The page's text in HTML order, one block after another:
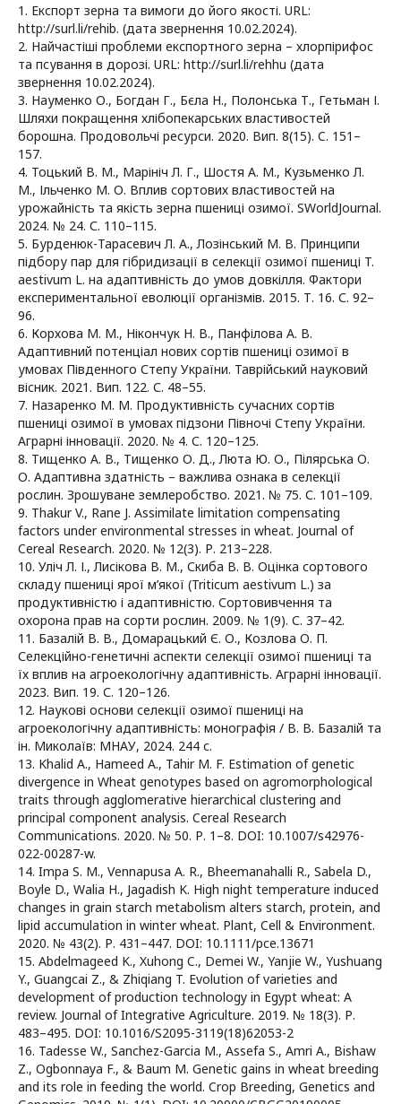
1. Експорт зерна та вимоги до його якості. URL:
http://surl.li/rehib. (дата звернення 10.02.2024).
2. Найчастіші проблеми експортного зерна – хлорпірифос
та псування в дорозі. URL: http://surl.li/rehhu (дата
звернення 10.02.2024).
3. Науменко О., Богдан Г., Бєла Н., Полонська Т., Гетьман І.
Шляхи покращення хлібопекарських властивостей
борошна. Продовольчі ресурси. 2020. Вип. 8(15). C. 151–
157.
4. Тоцький В. М., Марініч Л. Г., Шостя А. М., Кузьменко Л.
М., Ільченко М. О. Вплив сортових властивостей на
урожайність та якість зерна пшениці озимої. SWorldJournal.
2024. № 24. С. 110–115.
5. Бурденюк-Тарасевич Л. А., Лозінський М. В. Принципи
підбору пар для гібридизації в селекції озимої пшениці T.
aestivum L. на адаптивність до умов довкілля. Фактори
експериментальної еволюції організмів. 2015. Т. 16. С. 92–
96.
6. Корхова М. М., Нікончук Н. В., Панфілова А. В.
Адаптивний потенціал нових сортів пшениці озимої в
умовах Південного Степу України. Таврійський науковий
вісник. 2021. Вип. 122. С. 48–55.
7. Назаренко М. М. Продуктивність сучасних сортів
пшениці озимої в умовах підзони Півночі Степу України.
Аграрні інновації. 2020. № 4. С. 120–125.
8. Тищенко А. В., Тищенко О. Д., Люта Ю. О., Пілярська О.
О. Адаптивна здатність – важлива ознака в селекції
рослин. Зрошуване землеробство. 2021. № 75. С. 101–109.
9. Thakur V., Rane J. Assimilate limitation compensating
factors under environmental stresses in wheat. Journal of
Cereal Research. 2020. № 12(3). Р. 213–228.
10. Уліч Л. І., Лисікова В. М., Скиба В. В. Оцінка сортового
складу пшениці ярої м’якої (Triticum aestivum L.) за
продуктивністю і адаптивністю. Сортовивчення та
охорона прав на сорти рослин. 2009. № 1(9). С. 37–42.
11. Базалій В. В., Домарацький Є. О., Козлова О. П.
Селекційно-генетичні аспекти селекції озимої пшениці та
їх вплив на агроекологічну адаптивність. Аграрні інновації.
2023. Вип. 19. С. 120–126.
12. Наукові основи селекції озимої пшениці на
агроекологічну адаптивність: монографія / В. В. Базалій та
ін. Миколаїв: МНАУ, 2024. 244 с.
13. Khalid A., Hameed A., Tahir M. F. Estimation of genetic
divergence in Wheat genotypes based on agromorphological
traits through agglomerative hierarchical clustering and
principal component analysis. Cereal Research
Communications. 2020. № 50. Р. 1–8. DOI: 10.1007/s42976-
022-00287-w.
14. Impa S. M., Vennapusa A. R., Bheemanahalli R., Sabela D.,
Boyle D., Walia H., Jagadish K. High night temperature induced
changes in grain starch metabolism alters starch, protein, and
lipid accumulation in winter wheat. Plant, Cell & Environment.
2020. № 43(2). Р. 431–447. DOI: 10.1111/pce.13671
15. Abdelmageed K., Xuhong C., Demei W., Yanjie W., Yushuang
Y., Guangcai Z., & Zhiqiang T. Evolution of varieties and
development of production technology in Egypt wheat: A
review. Journal of Integrative Agriculture. 2019. № 18(3). Р.
483–495. DOI: 10.1016/S2095-3119(18)62053-2
16. Tadesse W., Sanchez-Garcia M., Assefa S., Amri A., Bishaw
Z., Ogbonnaya F., & Baum M. Genetic gains in wheat breeding
and its role in feeding the world. Crop Breeding, Genetics and